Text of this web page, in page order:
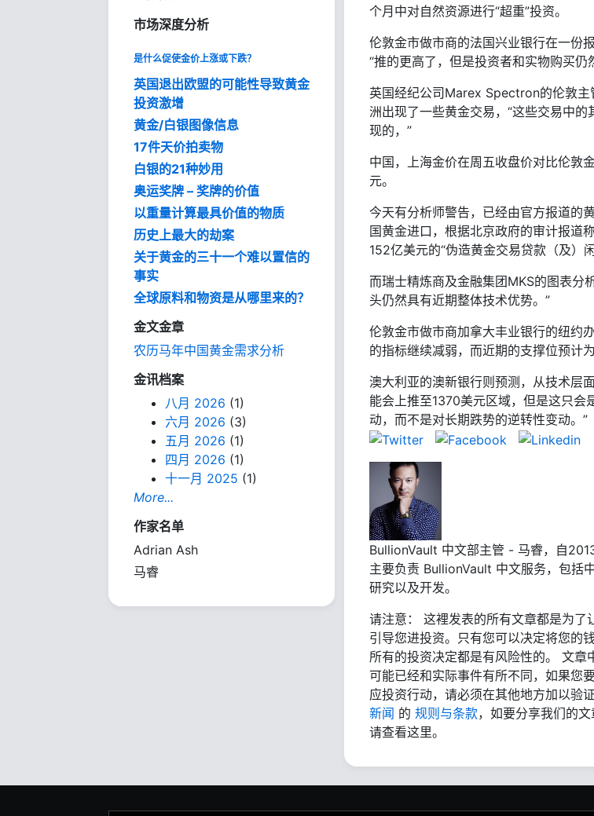
市场深度分析
是什么促使金价上涨或下跌？
英国退出欧盟的可能性导致黄金
投资激增
黄金/白银图像信息
17件天价拍卖物
白银的21种妙用
奥运奖牌 – 奖牌的价值
以重量计算最具价值的物质
历史上最大的劫案
关于黄金的三十一个难以置信的
事实
全球原料和物资是从哪里来的？
金文金章
农历马年中国黄金需求分析
金讯档案
八月 2026 (1)
六月 2026 (3)
五月 2026 (1)
四月 2026 (1)
十一月 2025 (1)
More...
作家名单
Adrian Ash
马睿
个月中对自然资源进行“超重”投资。
伦敦金市做市商的法国兴业银行在一份
“推的更高了，但是投资者和实物购买仍
英国经纪公司Marex Spectron的伦敦
洲出现了一些黄金交易，“这些交易中
现的，”
中国，上海金价在周五收盘价对比伦敦
元。
今天有分析师警告，已经由官方报道的
国黄金进口，根据北京政府的审计报道
152亿美元的“伪造黄金交易贷款（及）
而瑞士精炼商及金融集团MKS的图表分
头仍然具有近期整体技术优势。”
伦敦金市做市商加拿大丰业银行的纽约
的指标继续减弱，而近期的支撑位预计
澳大利亚的澳新银行则预测，从技术层
能会上推至1370美元区域，但是这只会
动，而不是对长期跌势的逆转性变动。”
BullionVault 中文部主管 - 马睿，自
主要负责 BullionVault 中文服务，包括
研究以及开发。
请注意： 这裡发表的所有文章都是为了
引导您进投资。只有您可以决定将您的
所有的投资决定都是有风险性的。 文章
可能已经和实际事件有所不同，如果您
应投资行动，请必须在其他地方加以验
新闻 的 规则与条款，如要分享我们的
请查看这里。